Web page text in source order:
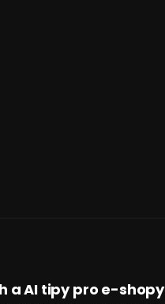
a AI tipy pro e-shopy